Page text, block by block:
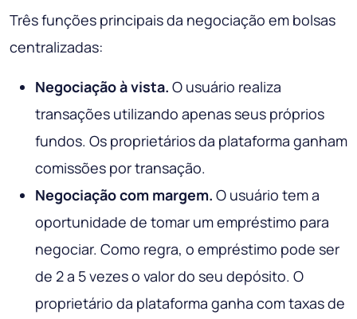
Três funções principais da negociação em bolsas
centralizadas:
Negociação à vista. O usuário realiza
transações utilizando apenas seus próprios
fundos. Os proprietários da plataforma ganham
comissões por transação.
Negociação com margem. O usuário tem a
oportunidade de tomar um empréstimo para
negociar. Como regra, o empréstimo pode ser
de 2 a 5 vezes o valor do seu depósito. O
proprietário da plataforma ganha com taxas de